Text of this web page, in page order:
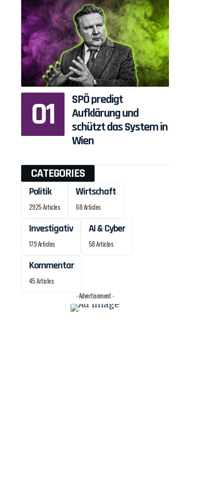
SPÖ predigt
Aufklärung und
schützt das System in
Wien
CATEGORIES
Politik
2925 Articles
Wirtschaft
68 Articles
Investigativ
179 Articles
AI & Cyber
58 Articles
Kommentar
45 Articles
- Advertisement -